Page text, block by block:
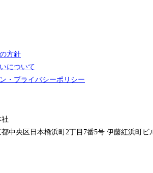
方針
について
・プライバシーポリシー
社
都中央区日本橋浜町2丁目7番5号 伊藤紅浜町